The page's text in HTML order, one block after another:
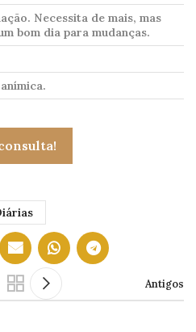
Necessita de mais, mas
bom dia para mudanças.
Antigos